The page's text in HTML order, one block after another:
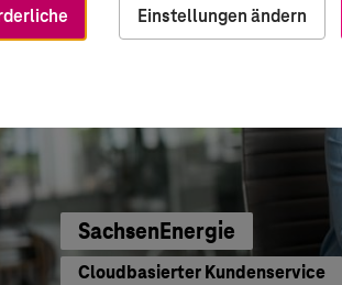
Einstellungen ändern
SachsenEnergie
Cloudbasierter Kundenservice